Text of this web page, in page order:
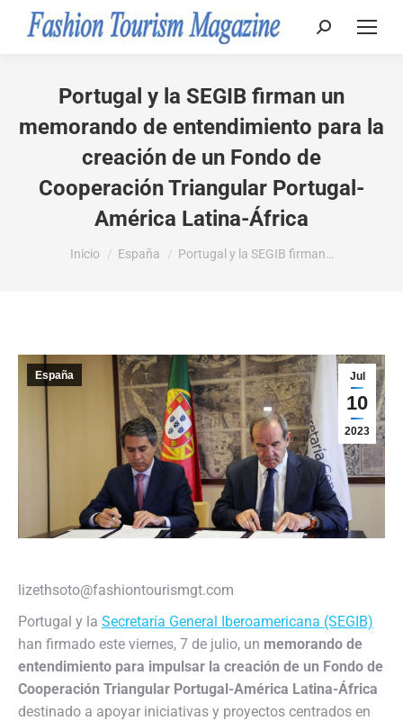
Buscar:
Portugal y la SEGIB firman un
memorando de entendimiento para la
creación de un Fondo de
Cooperación Triangular Portugal-
América Latina-África
Estás aquí:
Inicio España Portugal y la SEGIB firman…
Jul
10
2023
España
lizethsoto@fashiontourismgt.com
Portugal y la Secretaría General Iberoamericana (SEGIB)
han firmado este viernes, 7 de julio, un memorando de
entendimiento para impulsar la creación de un Fondo de
Cooperación Triangular Portugal-América Latina-África
destinado a apoyar iniciativas y proyectos centrados en